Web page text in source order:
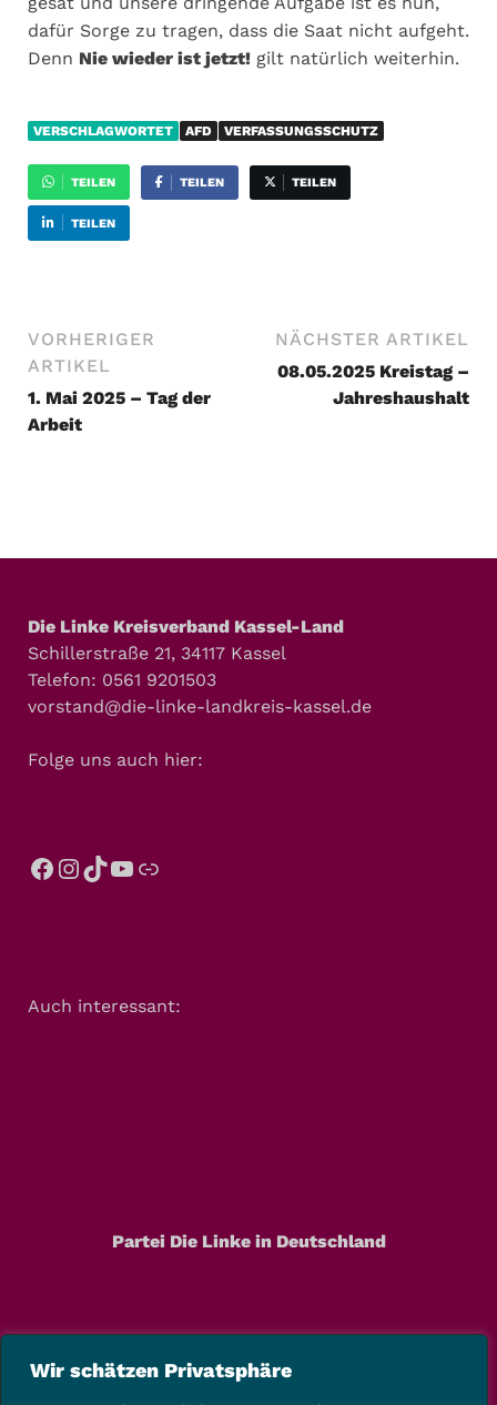
Wir schätzen Privatsphäre
dafür Sorge zu tragen, dass die Saat nicht aufgeht.
Denn Nie wieder ist jetzt! gilt natürlich weiterhin.
VERSCHLAGWORTET AFD VERFASSUNGSSCHUTZ
TEILEN TEILEN TEILEN
TEILEN
VORHERIGER
ARTIKEL
1. Mai 2025 – Tag der
Arbeit
NÄCHSTER ARTIKEL
08.05.2025 Kreistag –
Jahreshaushalt
Die Linke Kreisverband Kassel-Land
Schillerstraße 21, 34117 Kassel
Telefon: 0561 9201503
vorstand@die-linke-landkreis-kassel.de
Folge uns auch hier:
Auch interessant:
Partei Die Linke in Deutschland